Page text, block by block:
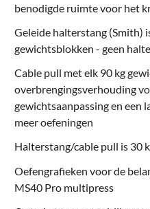
benodigde ruimte voor het
Geleide halterstang (Smith)
gewichtsblokken - geen
Cable pull met elk 90 kg
overbrengingsverhouding
gewichtsaanpassing en een
meer oefeningen
Halterstang/cable pull is 30
Oefengrafieken voor de
MS40 Pro multipress